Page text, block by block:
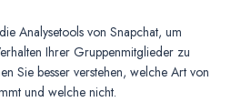
Analysetools von Snapchat, um
Ihrer Gruppenmitglieder zu
Sie besser verstehen, welche Art von
und welche nicht.